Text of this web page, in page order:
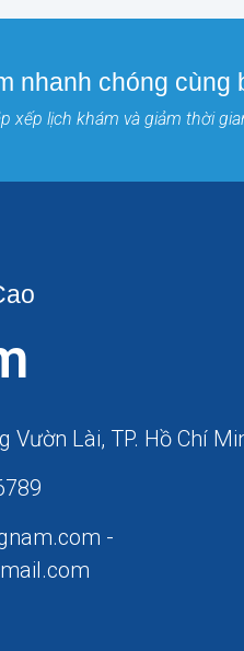
nhanh chóng cùng
xếp lịch khám và giảm thời
Vườn Lài, TP. Hồ Chí
-